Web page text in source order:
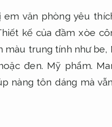
văn phòng yêu
kế của đầm xòe
màu trung tính như be,
đen. Mỹ phẩm.
nàng tôn dáng mà